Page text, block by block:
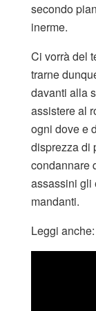
secondo
inerme.
Ci vorrà del
trarne
davanti alla
assistere al
ogni dove e
disprezza di
condannare
assassini gli
mandanti.
Leggi anche: